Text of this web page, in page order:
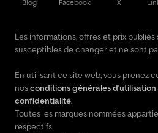
Blog Facebook X
Les informations, offres et prix
susceptibles de changer et ne sont
En utilisant ce site web, vous prenez
nosconditions générales d'utilisation
confidentialité.
Toutes les marques nommées
respectifs.